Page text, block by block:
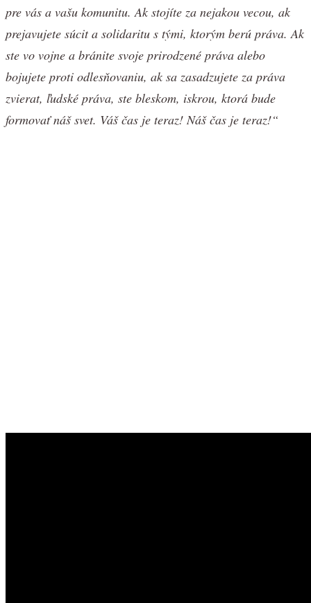
pre vás a vašu komunitu. Ak stojíte za nejakou vecou, ak
prejavujete súcit a solidaritu s tými, ktorým berú práva. Ak
ste vo vojne a bránite svoje prirodzené práva alebo
bojujete proti odlesňovaniu, ak sa zasadzujete za práva
zvierat, ľudské práva, ste bleskom, iskrou, ktorá bude
formovať náš svet. Váš čas je teraz! Náš čas je teraz!“